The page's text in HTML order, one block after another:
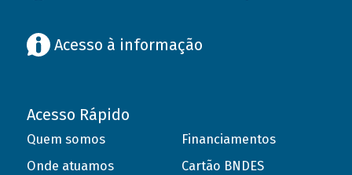
Acesso à informação
Acesso Rápido
Quem somos
Onde atuamos
Financiamentos
Cartão BNDES